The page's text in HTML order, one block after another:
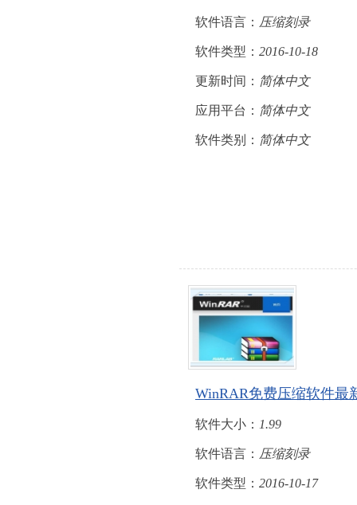
软件语言： 压缩刻录
软件类型： 2016-10-18
更新时间： 简体中文
应用平台： 简体中文
软件类别： 简体中文
WinRAR免费压缩软件最
软件大小： 1.99
软件语言： 压缩刻录
软件类型： 2016-10-17